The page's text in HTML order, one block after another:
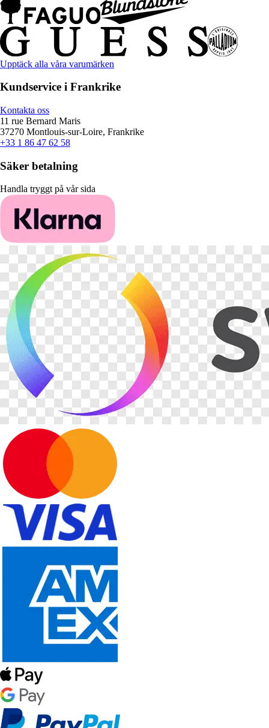
Upptäck alla våra varumärken
Kundservice i Frankrike
Kontakta oss
11 rue Bernard Maris
37270 Montlouis-sur-Loire, Frankrike
+33 1 86 47 62 58
Säker betalning
Handla tryggt på vår sida